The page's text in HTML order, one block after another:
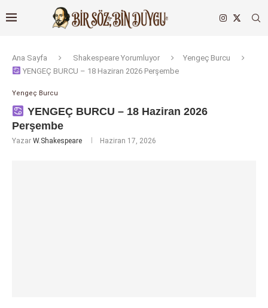
Ana Sayfa Shakespeare Yorumluyor
Yengeç Burcu
YENGEÇ BURCU – 18 Haziran 2026 Perşembe
Yengeç Burcu
YENGEÇ BURCU – 18 Haziran 2026
Perşembe
Yazar W.Shakespeare Haziran 17, 2026